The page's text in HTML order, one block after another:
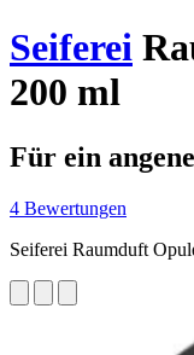
Seiferei
200 ml
Für ein
4 Bewertungen
Seiferei Raumduft